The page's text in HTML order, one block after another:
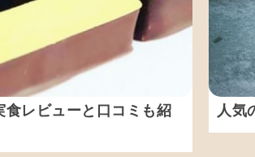
レビューと口コミも紹
人気